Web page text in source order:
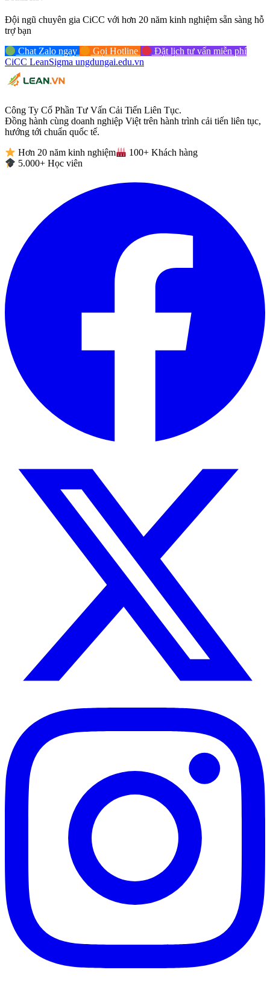
Đội ngũ chuyên gia CiCC với hơn 20 năm kinh nghiệm sẵn sàng hỗ
trợ bạn
Chat Zalo ngay Gọi Hotline
Đặt lịch tư vấn miễn phí
CiCC LeanSigma ungdungai.edu.vn
Công Ty Cổ Phần Tư Vấn Cải Tiến Liên Tục.
Đồng hành cùng doanh nghiệp Việt trên hành trình cải tiến liên tục,
hướng tới chuẩn quốc tế.
Hơn 20 năm kinh nghiệm
100+ Khách hàng
5.000+ Học viên